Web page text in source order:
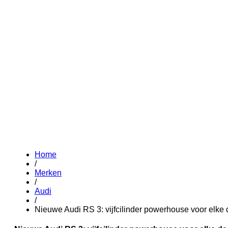
Home
/
Merken
/
Audi
/
Nieuwe Audi RS 3: vijfcilinder powerhouse voor elke